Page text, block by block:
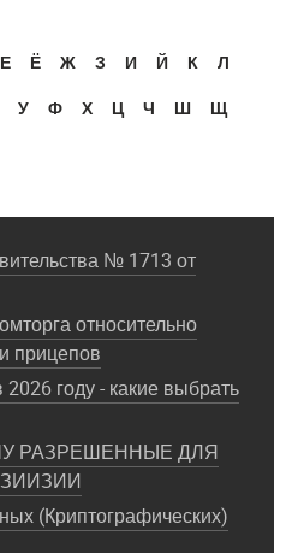
Е Ё Ж З И Й К
Л
У Ф Х Ц Ч Ш
Щ
№ 1713 от
относительно
прицепов
году - какие выбрать
РАЗРЕШЕННЫЕ ДЛЯ
(Криптографических)